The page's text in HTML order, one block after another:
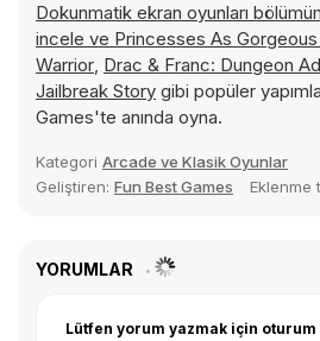
Dokunmatik ekran oyunları
incele ve Princesses As
Warrior, Drac & Franc: Dungeon
Jailbreak Story gibi popüler
Games'te anında oyna.
Kategori Arcade ve Klasik Oyunlar
Geliştiren: Fun Best Games Eklenme
YORUMLAR
Lütfen yorum yazmak için oturum